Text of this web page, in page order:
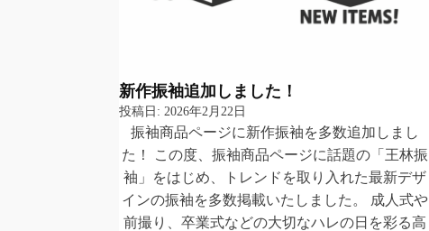
新作振袖追加しました！
投稿日: 2026年2月22日
振袖商品ページに新作振袖を多数追加しまし
た！ この度、振袖商品ページに話題の「王林振
袖」をはじめ、トレンドを取り入れた最新デザ
インの振袖を多数掲載いたしました。 成人式や
前撮り、卒業式などの大切なハレの日を彩る高